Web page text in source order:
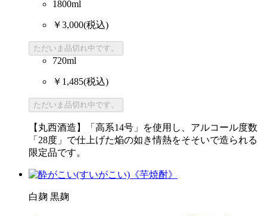
1800ml
￥3,000(税込)
ただいま品切れ中です。
720ml
￥1,485(税込)
ただいま品切れ中です。
【丸西酒造】「高系14号」を使用し、アルコール度数
「28度」で仕上げた焔の如き情熱をそそいで造られる
限定品です。
白麹 黒麹